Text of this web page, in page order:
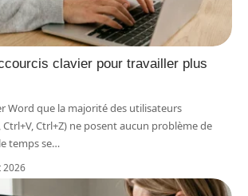
clavier pour travailler plus
Word que la majorité des utilisateurs
Ctrl+Z) ne posent aucun problème de
temps se…
2026